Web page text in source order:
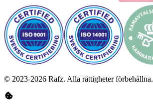
© 2023-2026 Rafz. Alla rättigheter förbehållna.